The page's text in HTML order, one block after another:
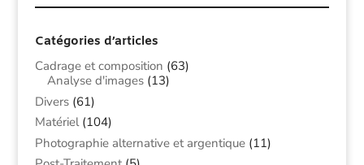
Catégories d’articles
Cadrage et composition (63)
Analyse d'images(13)
Divers(61)
Matériel(104)
Photographie alternative et argentique(11)